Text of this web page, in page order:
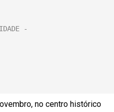
no centro histórico